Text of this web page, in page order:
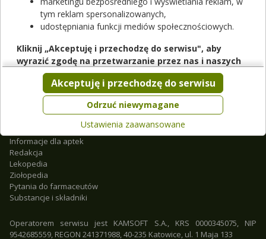
O nas
Regulamin
Współpraca
Informacje dla aptek
Redakcja
Lekopedia
Ziołopedia
Pytania do farmaceutów
Substancje i składniki
Operatorem serwisu jest KAMSOFT S.A., KRS 0000345075, NIP
9542685559, REGON 241371988, 40-235 Katowice, ul. 1 Maja 133
tym reklam spersonalizowanych,
udostępniania funkcji mediów społecznościowych.
Kliknij „Akceptuję i przechodzę do serwisu", aby
wyrazić zgodę na przetwarzanie przez nas i naszych
partnerów Twoich danych w powyższych celach.
Pamiętaj, że wyrażenie zgody jest dobrowolne, a wyrażoną
zgodę możesz w każdej chwili cofnąć, możesz też wycofać
zgodę na przetwarzanie Twoich danych tylko w niektórych
celach. Jeżeli chcesz dowiedzieć się więcej lub chcesz
przeprowadzić konfigurację szczegółową, to możesz tego
dokonać za pomocą „Ustawień zaawansowanych".
Więcej informacji na temat wykorzystywania narzędzi
zewnętrznych w naszym serwisie znajdziesz w
Serwisu.
Odrzuć niewymagane
Akceptuję i przechodzę do serwisu
Ustawienia zaawansowane